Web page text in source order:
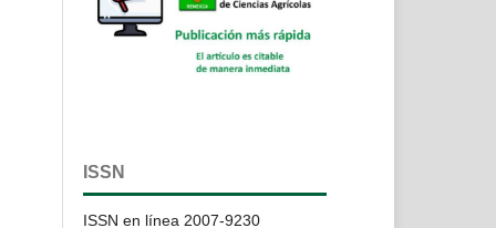
ISSN
ISSN en línea 2007-9230